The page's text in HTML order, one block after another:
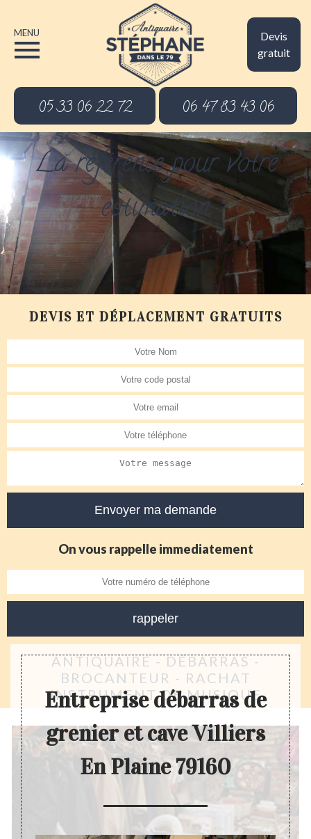
Devis
gratuit
MENU
05 33 06 22 72 06 47 83 43 06
La référence pour votre
estimation
DEVIS ET DÉPLACEMENT GRATUITS
On vous rappelle immediatement
ANTIQUAIRE - DÉBARRAS -
BROCANTEUR - RACHAT
INSTRUMENT DE MUSIQUE
Entreprise débarras de
grenier et cave Villiers
En Plaine 79160